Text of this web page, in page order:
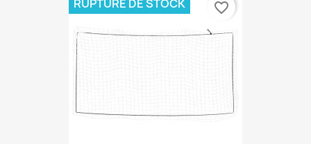
RUPTURE DE STOCK favorite_border